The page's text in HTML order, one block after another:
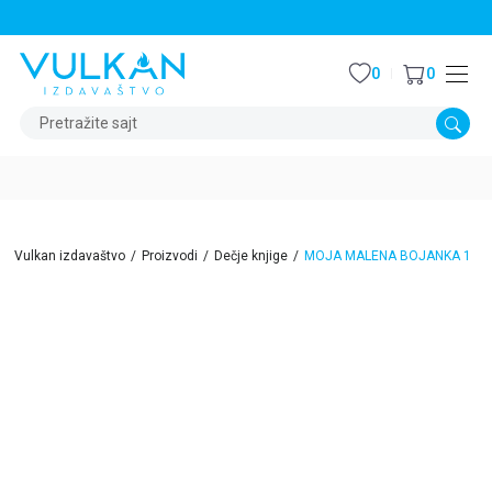
Pretražite sajt
0 0
Vulkan izdavaštvo Proizvodi Dečje knjige MOJA MALENA BOJANKA 1